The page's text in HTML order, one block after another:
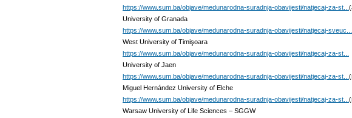
https://www.sum.ba/objave/medunarodna-suradnja-obavijesti/natjecaj-za-st...
University of Granada
https://www.sum.ba/objave/medunarodna-suradnja-obavijesti/natjecaj-sveuc...
West University of Timişoara
https://www.sum.ba/objave/medunarodna-suradnja-obavijesti/natjecaj-za-st...
University of Jaen
https://www.sum.ba/objave/medunarodna-suradnja-obavijesti/natjecaj-za-st...
Miguel Hernández University of Elche
https://www.sum.ba/objave/medunarodna-suradnja-obavijesti/natjecaj-za-st...
Warsaw University of Life Sciences – SGGW